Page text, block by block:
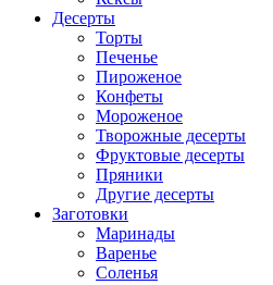
Десерты
Торты
Печенье
Пироженое
Конфеты
Мороженое
Творожные десерты
Фруктовые десерты
Пряники
Другие десерты
Заготовки
Маринады
Варенье
Соленья